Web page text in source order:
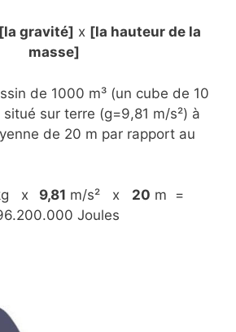
[la gravité] x [la hauteur de la
masse]
de 1000 m³ (un cube de 10
sur terre (g=9,81 m/s²) à
de 20 m par rapport au
x 9,81 m/s² x 20 m =
Joules